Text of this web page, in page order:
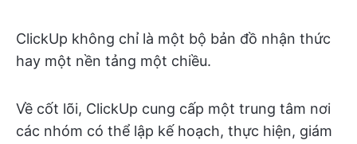
ClickUp không chỉ là một bộ bản đồ nhận thức
hay một nền tảng một chiều.
Về cốt lõi, ClickUp cung cấp một trung tâm nơi
các nhóm có thể lập kế hoạch, thực hiện, giám